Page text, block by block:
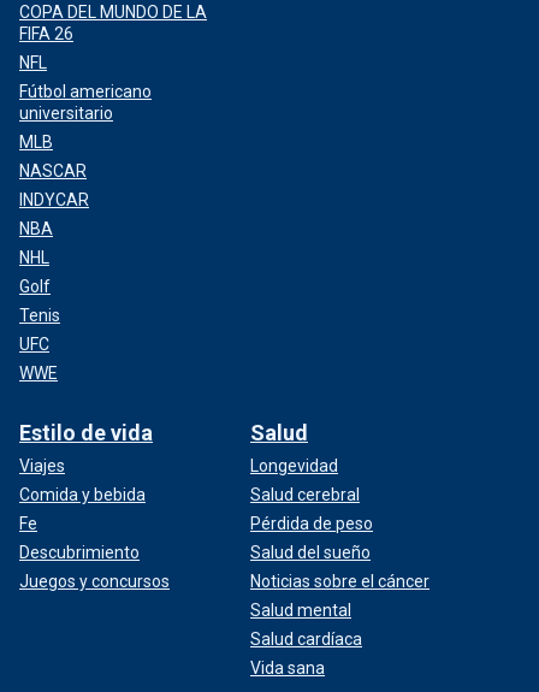
COPA DEL MUNDO DE LA
FIFA 26
NFL
Fútbol americano
universitario
MLB
NASCAR
INDYCAR
NBA
NHL
Golf
Tenis
UFC
WWE
Estilo de vida
Viajes
Comida y bebida
Fe
Descubrimiento
Juegos y concursos
Salud
Longevidad
Salud cerebral
Pérdida de peso
Salud del sueño
Noticias sobre el cáncer
Salud mental
Salud cardíaca
Vida sana